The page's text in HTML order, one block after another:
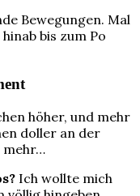
Bewegungen. Mal
bis zum Po
höher, und mehr
doller an der
mehr…
Ich wollte mich